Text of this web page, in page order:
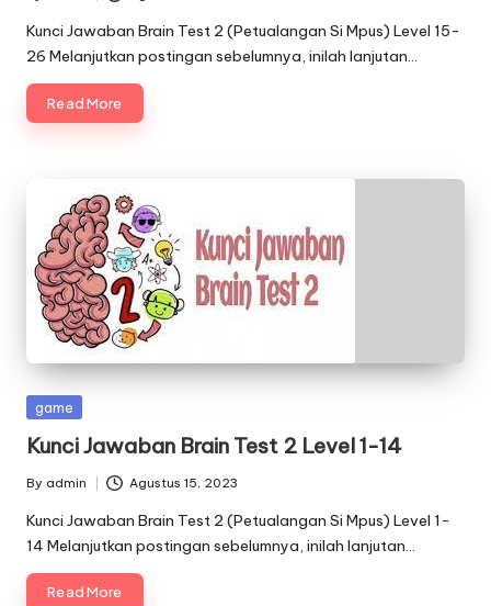
Posted
by
Kunci Jawaban Brain Test 2 (Petualangan Si Mpus) Level 15-
26 Melanjutkan postingan sebelumnya, inilah lanjutan…
Read More
Posted
game
Kunci Jawaban Brain Test 2 Level 1-14
Posted
by
By admin Agustus 15, 2023
Kunci Jawaban Brain Test 2 (Petualangan Si Mpus) Level 1-
14 Melanjutkan postingan sebelumnya, inilah lanjutan…
Read More